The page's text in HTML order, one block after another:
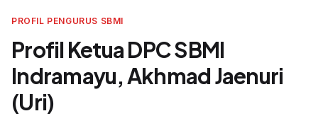
PROFIL PENGURUS SBMI
Profil Ketua DPC SBMI
Indramayu, Akhmad Jaenuri
(Uri)